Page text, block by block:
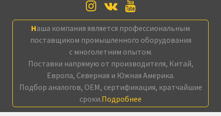
Наша компания является профессиональным
поставщиком промышленного оборудования
с многолетним опытом.
Поставки напрямую от производителя, Китай,
Европа, Северная и Южная Америка.
Подбор аналогов, OEM, сертификация, кратчайшие
сроки.Подробнее